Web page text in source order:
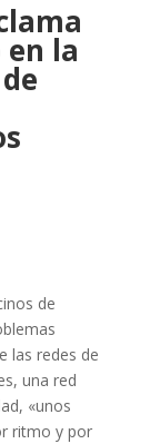
la
de
las redes de
una red
«unos
ritmo y por